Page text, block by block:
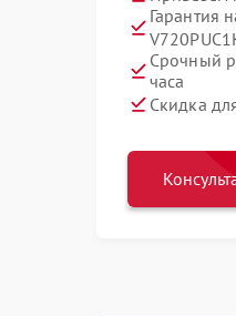
Гарантия
Срочный
часа
Скидка